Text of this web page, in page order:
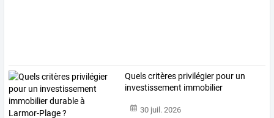
Quelscritères privilégier pour un
investissement immobilier
30 juil. 2026